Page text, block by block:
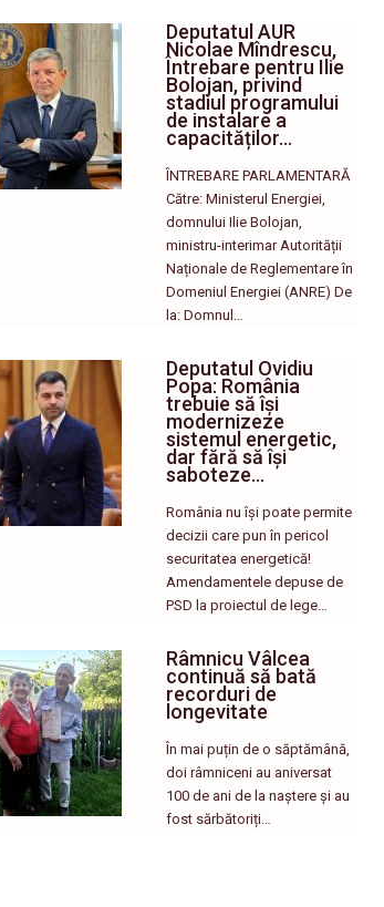
Deputatul AUR
Nicolae Mîndrescu,
Întrebare pentru Ilie
Bolojan, privind
stadiul programului
de instalare a
capacităților…
ÎNTREBARE PARLAMENTARĂ
Către: Ministerul Energiei,
domnului Ilie Bolojan,
ministru-interimar Autorității
Naționale de Reglementare în
Domeniul Energiei (ANRE) De
la: Domnul…
Deputatul Ovidiu
Popa: România
trebuie să își
modernizeze
sistemul energetic,
dar fără să își
saboteze…
România nu își poate permite
decizii care pun în pericol
securitatea energetică!
Amendamentele depuse de
PSD la proiectul de lege…
Râmnicu Vâlcea
continuă să bată
recorduri de
longevitate
În mai puțin de o săptămână,
doi râmniceni au aniversat
100 de ani de la naștere și au
fost sărbătoriți…